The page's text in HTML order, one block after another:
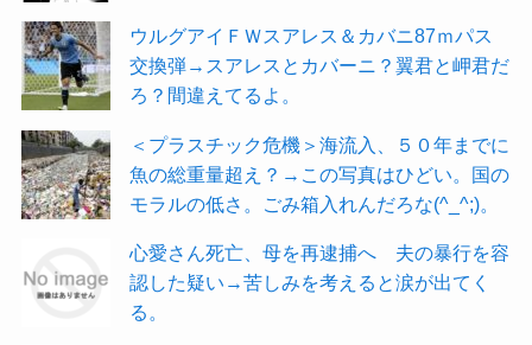
ウルグアイＦＷスアレス＆カバニ87ｍパス
交換弾→スアレスとカバーニ？翼君と岬君だ
ろ？間違えてるよ。
＜プラスチック危機＞海流入、５０年までに
魚の総重量超え？→この写真はひどい。国の
モラルの低さ。ごみ箱入れんだろな(^_^;)。
心愛さん死亡、母を再逮捕へ 夫の暴行を容
認した疑い→苦しみを考えると涙が出てく
る。